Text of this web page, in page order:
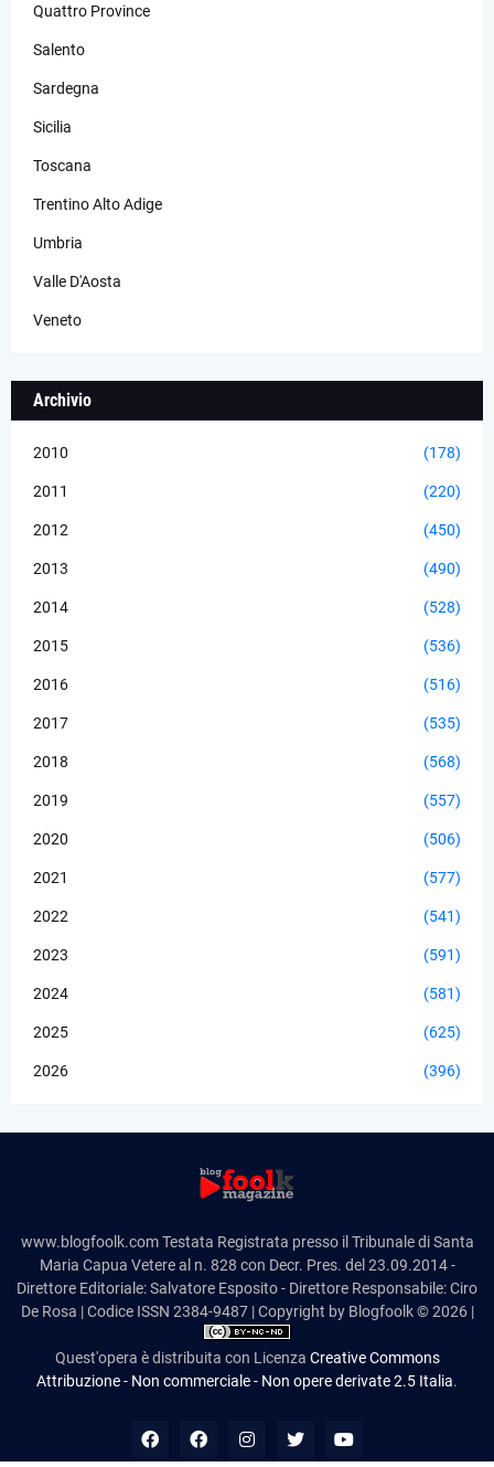
Quattro Province
Salento
Sardegna
Sicilia
Toscana
Trentino Alto Adige
Umbria
Valle D'Aosta
Veneto
Archivio
2010 (178)
2011 (220)
2012 (450)
2013 (490)
2014 (528)
2015 (536)
2016 (516)
2017 (535)
2018 (568)
2019 (557)
2020 (506)
2021 (577)
2022 (541)
2023 (591)
2024 (581)
2025 (625)
2026 (396)
www.blogfoolk.com Testata Registrata presso il Tribunale di Santa
Maria Capua Vetere al n. 828 con Decr. Pres. del 23.09.2014 -
Direttore Editoriale: Salvatore Esposito - Direttore Responsabile: Ciro
De Rosa | Codice ISSN 2384-9487 | Copyright by Blogfoolk © 2026 |
Quest'opera è distribuita con Licenza Creative Commons
Attribuzione - Non commerciale - Non opere derivate 2.5 Italia.